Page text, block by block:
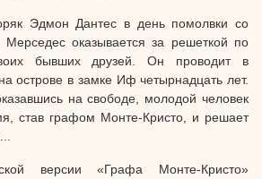
Эдмон Дантес в день помолвки со
Мерседес оказывается за решеткой по
бывших друзей. Он проводит в
острове в замке Иф четырнадцать лет.
на свободе, молодой человек
став графом Монте-Кристо, и решает
версии «Графа Монте-Кристо»